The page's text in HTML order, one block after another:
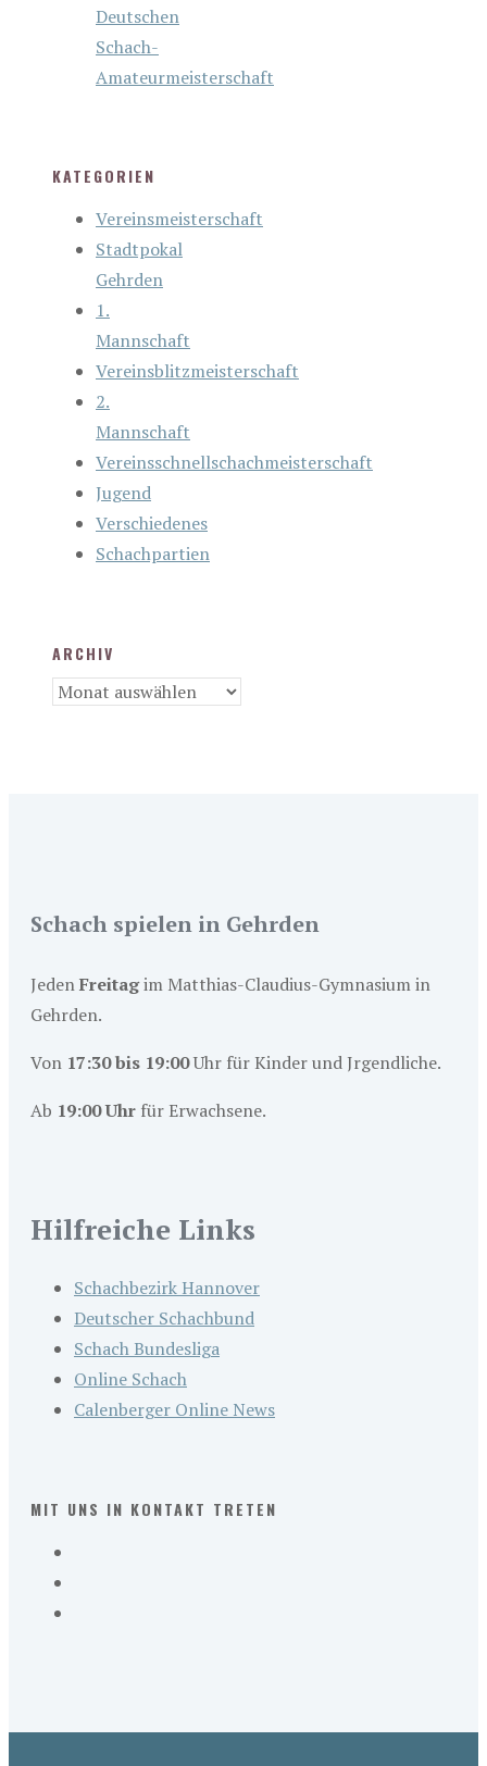
Deutschen
Schach-
Amateurmeisterschaft
KATEGORIEN
Vereinsmeisterschaft
Stadtpokal
Gehrden
1.
Mannschaft
Vereinsblitzmeisterschaft
2.
Mannschaft
Vereinsschnellschachmeisterschaft
Jugend
Verschiedenes
Schachpartien
ARCHIV
Archiv
Schach spielen in Gehrden
JedenFreitagim Matthias-Claudius-Gymnasium in
Gehrden.
Von 17:30 bis 19:00Uhr für Kinder und Jrgendliche.
Ab 19:00 Uhr für Erwachsene.
Hilfreiche Links
Schachbezirk Hannover
Deutscher Schachbund
Schach Bundesliga
Online Schach
Calenberger Online News
MIT UNS IN KONTAKT TRETEN